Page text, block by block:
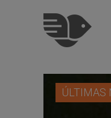
ÚLTIMAS